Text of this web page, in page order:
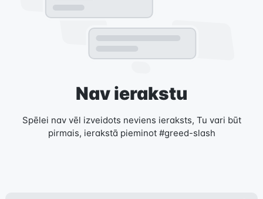
Nav ierakstu
Spēlei nav vēl izveidots neviens ieraksts, Tu vari būt
pirmais, ierakstā pieminot #greed-slash